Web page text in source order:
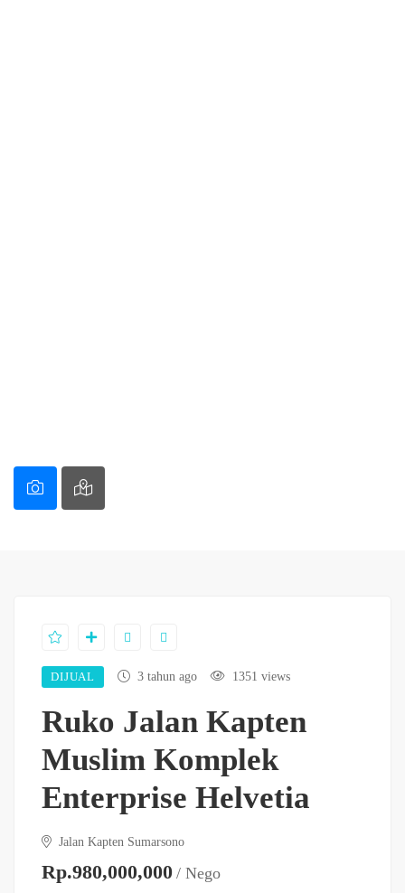
DIJUAL 3 tahun ago 1351 views
Ruko Jalan Kapten
Muslim Komplek
Enterprise Helvetia
Jalan Kapten Sumarsono
Rp.980,000,000 / Nego